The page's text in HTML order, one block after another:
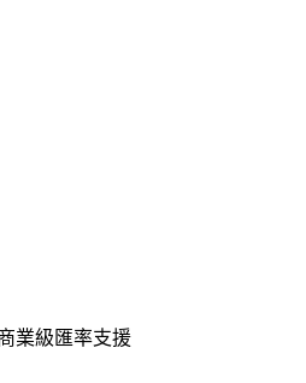
業級匯率支援